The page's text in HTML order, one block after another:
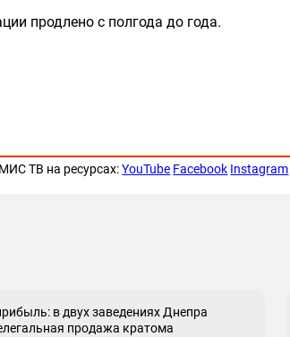
продлено с полгода до года.
ТВ на ресурсах:YouTube Facebook Instagram
в двух заведениях Днепра
продажа кратома